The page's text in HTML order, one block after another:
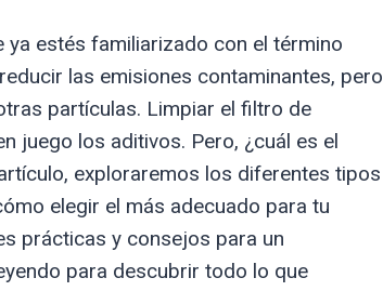
ya estés familiarizado con el término
las emisiones contaminantes, pero
partículas. Limpiar el filtro de
juego los aditivos. Pero, ¿cuál es el
exploraremos los diferentes tipos
elegir el más adecuado para tu
prácticas y consejos para un
para descubrir todo lo que